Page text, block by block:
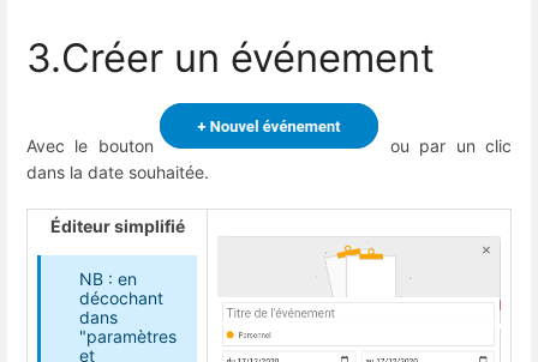
3.Créer un événement
Avec le bouton
ou par un clic
dans la date souhaitée.
Éditeur simplifié
NB : en
décochant
dans
"paramètres
et